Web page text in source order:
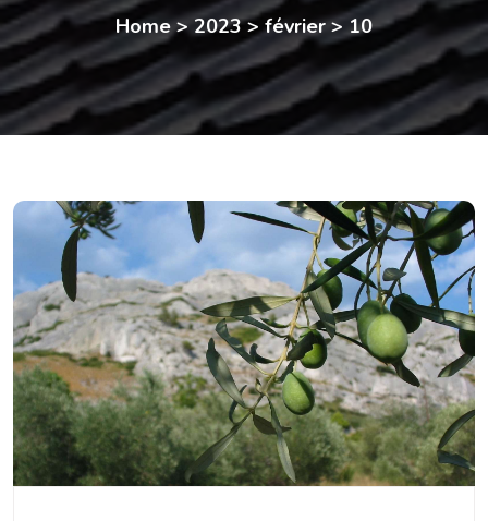
Home>2023>février>10